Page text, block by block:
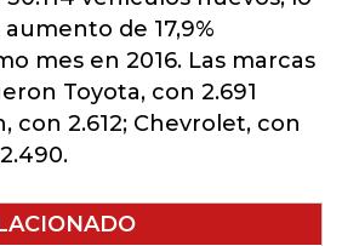
de 17,9%
mes en 2016. Las marcas
Toyota, con 2.691
con 2.612; Chevrolet, con